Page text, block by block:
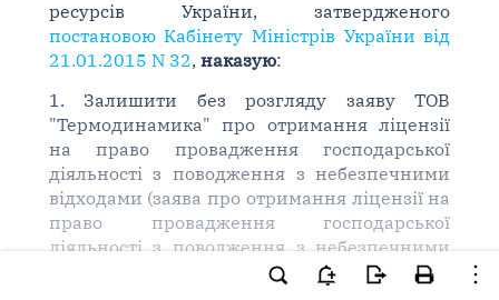
ресурсів України, затвердженого
постановою Кабінету Міністрів України від
21.01.2015 N 32, наказую:
1. Залишити без розгляду заяву ТОВ
"Термодинамика" про отримання ліцензії
на право провадження господарської
діяльності з поводження з небезпечними
відходами (заява про отримання ліцензії на
право провадження господарської
діяльності з поводження з небезпечними
відходами від 14.12.2017) згідно з